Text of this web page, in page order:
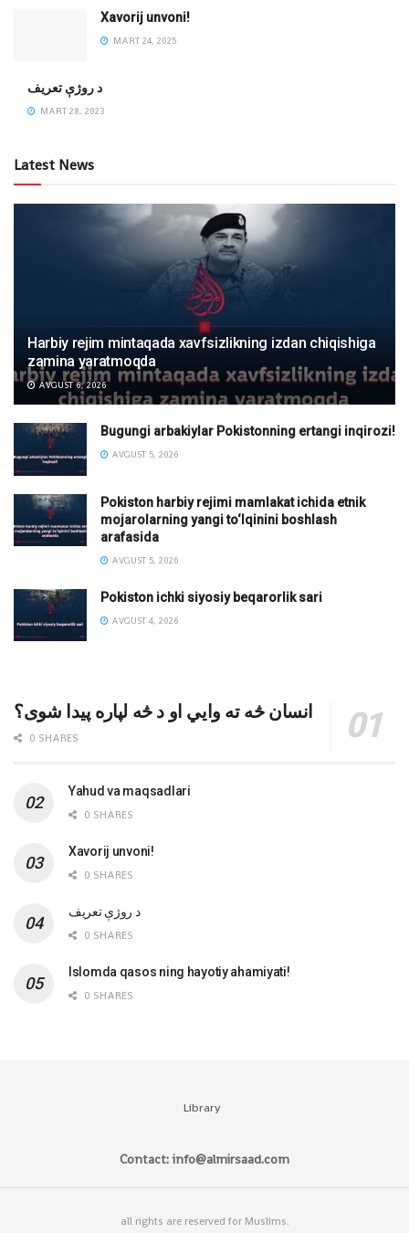
Xavorij unvoni!
MART 24, 2025
‌د روژې تعریف
MART 28, 2023
Latest News
Harbiy rejim mintaqada xavfsizlikning izdan chiqishiga
zamina yaratmoqda
AVGUST 6, 2026
Bugungi arbakiylar Pokistonning ertangi inqirozi!
AVGUST 5, 2026
Pokiston harbiy rejimi mamlakat ichida etnik
mojarolarning yangi to‘lqinini boshlash
arafasida
AVGUST 5, 2026
Pokiston ichki siyosiy beqarorlik sari
AVGUST 4, 2026
انسان څه ته وایي او د څه لپاره پیدا شوی؟
0 SHARES
Yahud va maqsadlari
0 SHARES
Xavorij unvoni!
0 SHARES
‌د روژې تعریف
0 SHARES
Islomda qasos ning hayotiy ahamiyati!
0 SHARES
Library
Contact: info@almirsaad.com
all rights are reserved for Muslims.